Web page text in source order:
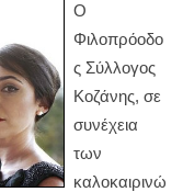
Ο
Φιλοπρόοδο
ς Σύλλογος
Κοζάνης, σε
συνέχεια
των
καλοκαιρινώ